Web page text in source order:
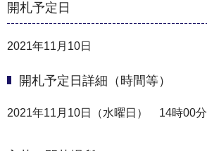
開札予定日
2021年11月10日
開札予定日詳細（時間等）
2021年11月10日（水曜日） 14時00分